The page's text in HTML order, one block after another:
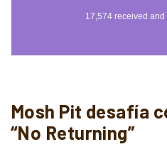
Mosh Pit desafía
“No Returning”